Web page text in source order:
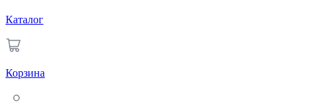
Каталог
Корзина